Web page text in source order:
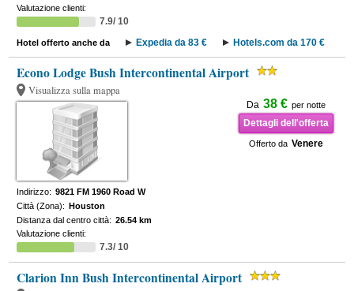
Valutazione clienti:
7.9/ 10
Hotel offerto anche da Expedia da 83 € Hotels.com da 170 €
Econo Lodge Bush Intercontinental Airport
Visualizza sulla mappa
Da 38 € per notte
Dettagli dell'offerta
Offerto da Venere
Indirizzo: 9821 FM 1960 Road W
Città (Zona): Houston
Distanza dal centro città: 26.54 km
Valutazione clienti:
7.3/ 10
Clarion Inn Bush Intercontinental Airport